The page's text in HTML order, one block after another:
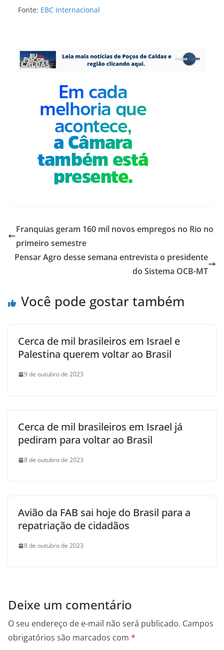
Fonte: EBC Internacional
Franquias geram 160 mil novos empregos no Rio no
primeiro semestre
Pensar Agro desse semana entrevista o presidente
do Sistema OCB-MT
Você pode gostar também
Cerca de mil brasileiros em Israel e
Palestina querem voltar ao Brasil
9 de outubro de 2023
Cerca de mil brasileiros em Israel já
pediram para voltar ao Brasil
8 de outubro de 2023
Avião da FAB sai hoje do Brasil para a
repatriação de cidadãos
8 de outubro de 2023
Deixe um comentário
O seu endereço de e-mail não será publicado. Campos
obrigatórios são marcados com *